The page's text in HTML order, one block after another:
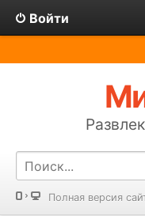
Войти
Полная версия